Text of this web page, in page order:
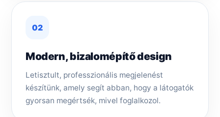
02
Modern, bizalomépítő design
Letisztult, professzionális megjelenést
készítünk, amely segít abban, hogy a látogatók
gyorsan megértsék, mivel foglalkozol.